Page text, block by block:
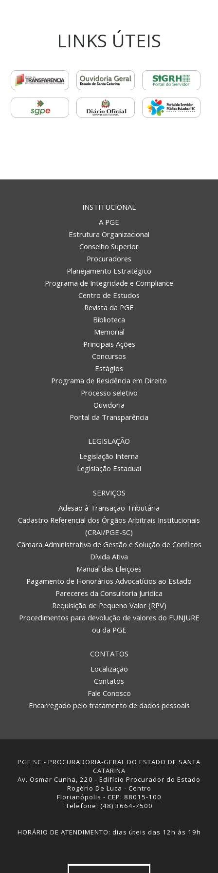
LINKS ÚTEIS
INSTITUCIONAL
A PGE
Estrutura Organizacional
Conselho Superior
Procuradores
Planejamento Estratégico
Programa de Integridade e Compliance
Centro de Estudos
Revista da PGE
Biblioteca
Memorial
Principais Ações
Concursos
Estágios
Programa de Residência em Direito
Processo seletivo
Ouvidoria
Portal da Transparência
LEGISLAÇÃO
Legislação Interna
Legislação Estadual
SERVIÇOS
Adesão à Transação Tributária
Cadastro Referencial dos Órgãos Arbitrais Institucionais
(CRAI/PGE-SC)
Câmara Administrativa de Gestão e Solução de Conflitos
Dívida Ativa
Manual das Eleições
Pagamento de Honorários Advocatícios ao Estado
Pareceres da Consultoria Jurídica
Requisição de Pequeno Valor (RPV)
Procedimentos para devolução de valores do FUNJURE
ou da PGE
CONTATOS
Localização
Contatos
Fale Conosco
Encarregado pelo tratamento de dados pessoais
PGE SC - PROCURADORIA-GERAL DO ESTADO DE SANTA
CATARINA
Av. Osmar Cunha, 220 - Edifício Procurador do Estado
Rogério De Luca - Centro
Florianópolis - CEP: 88015-100
Telefone: (48) 3664-7500
HORÁRIO DE ATENDIMENTO: dias úteis das 12h às 19h